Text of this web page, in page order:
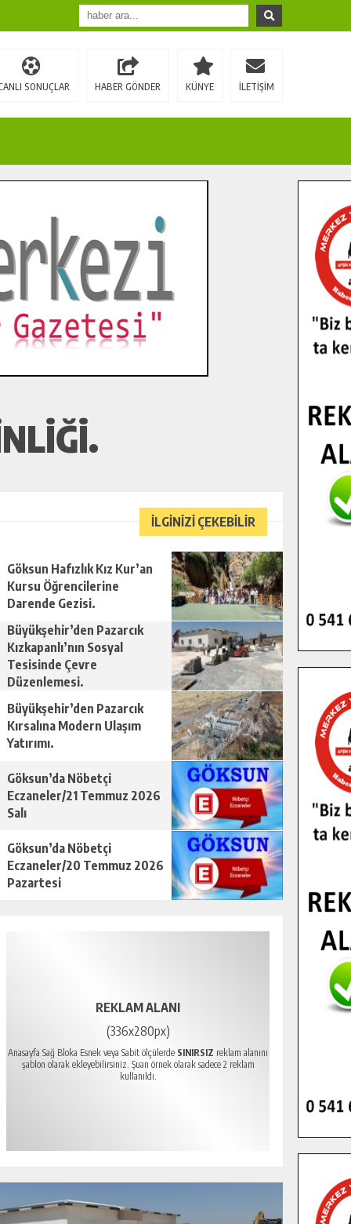
SONUÇLAR HABER GÖNDER KÜNYE İLETİŞİM
İLGİNİZİ ÇEKEBİLİR
Göksun Hafızlık Kız Kur’an
Kursu Öğrencilerine
Darende Gezisi.
Büyükşehir’den Pazarcık
Kızkapanlı’nın Sosyal
Tesisinde Çevre
Düzenlemesi.
Büyükşehir’den Pazarcık
Kırsalına Modern Ulaşım
Yatırımı.
Göksun’da Nöbetçi
Eczaneler/21 Temmuz 2026
Salı
Göksun’da Nöbetçi
Eczaneler/20 Temmuz 2026
Pazartesi
REKLAM ALANI
(336x280px)
Anasayfa Sağ Bloka Esnek veya Sabit ölçülerde SINIRSIZ reklam alanını
şablon olarak ekleyebilirsiniz. Şuan örnek olarak sadece 2 reklam
kullanıldı.